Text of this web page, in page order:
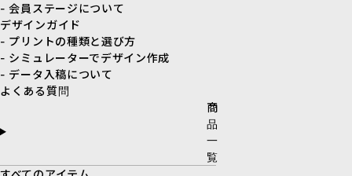
- 会員ステージについて
デザインガイド
- プリントの種類と選び方
- シミュレーターでデザイン作成
- データ入稿について
よくある質問
商
品
一
覧